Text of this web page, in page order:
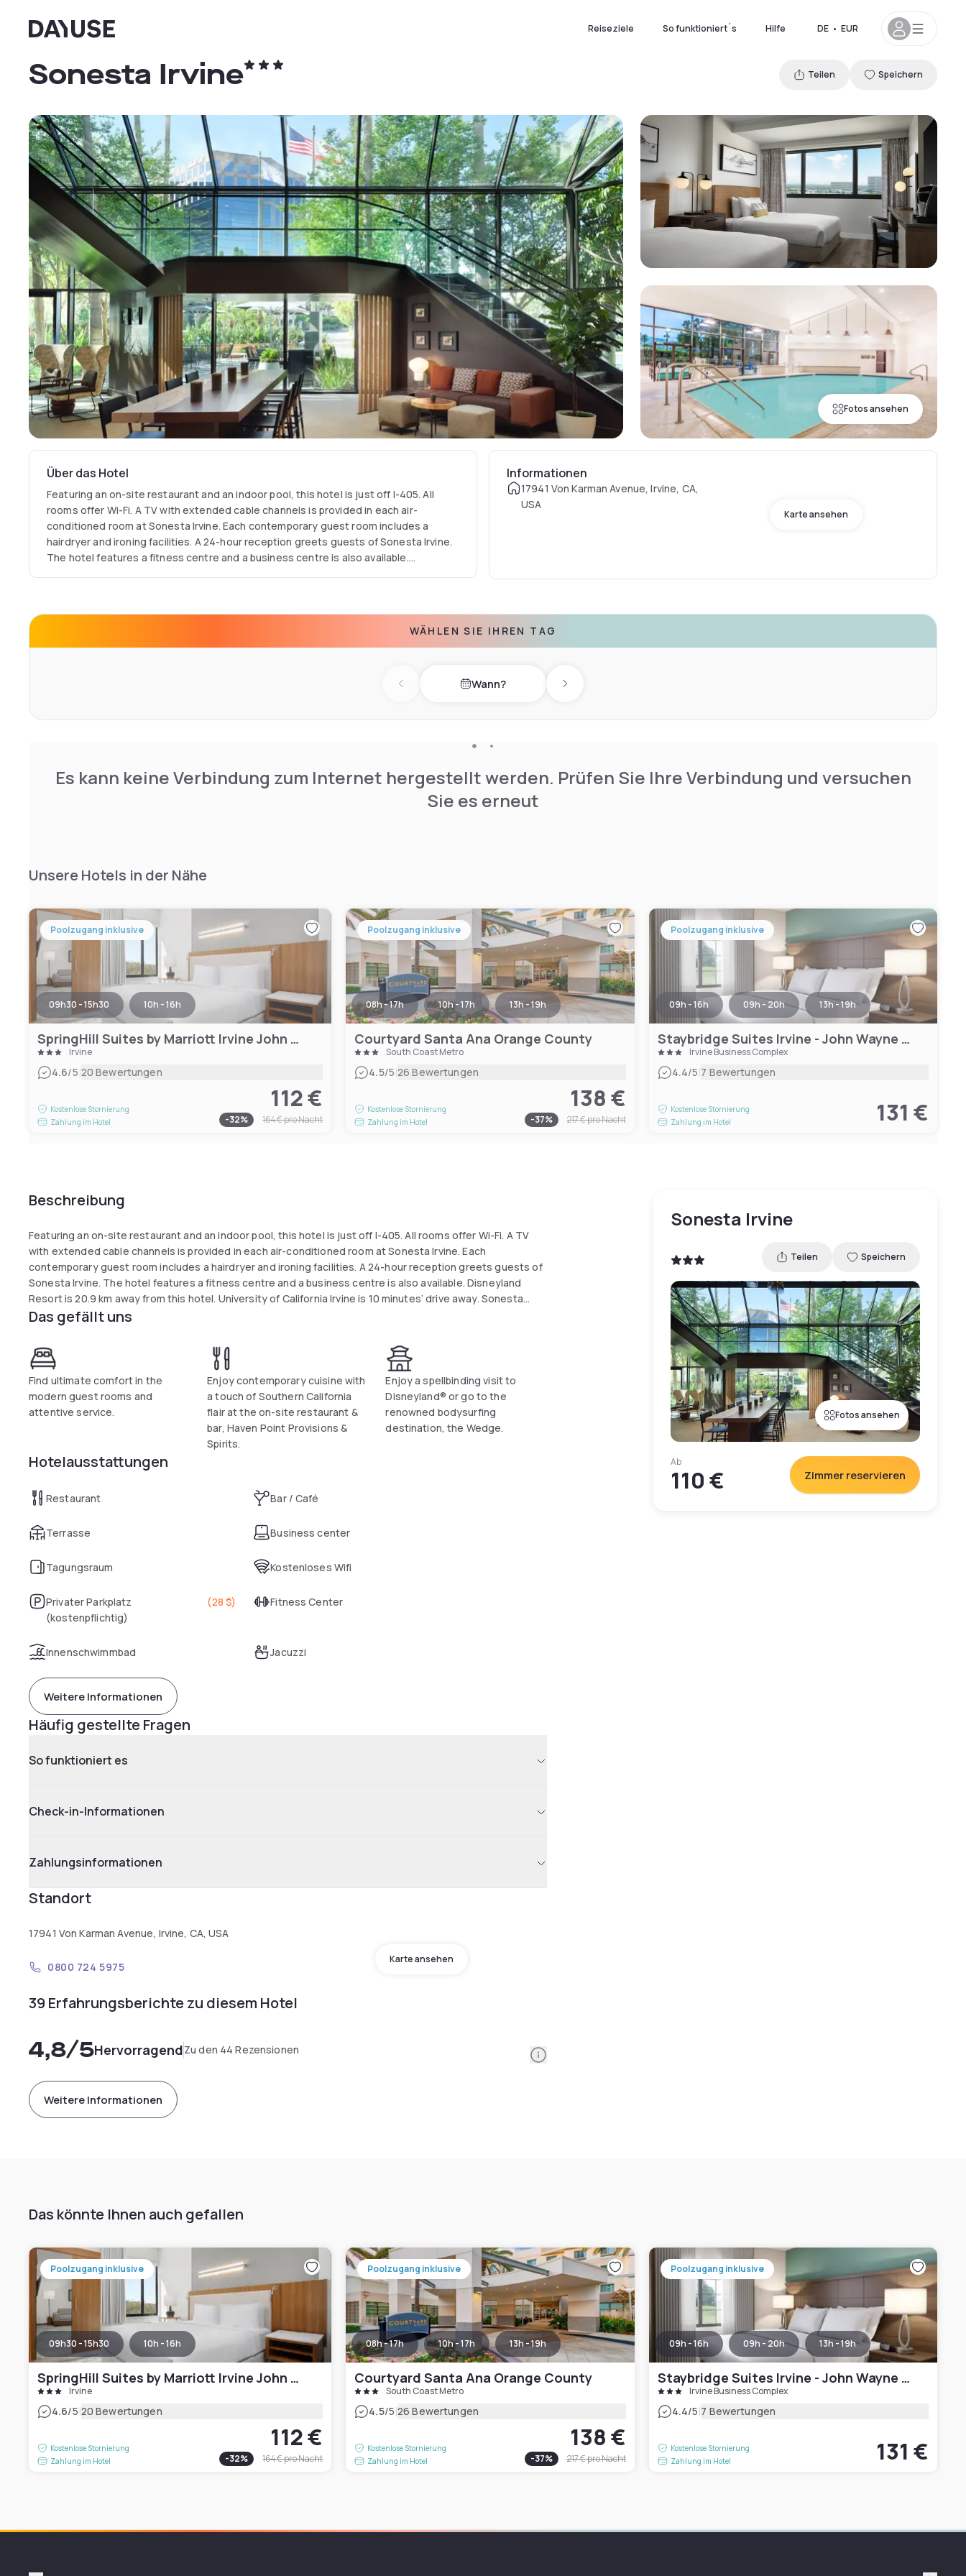
Dayuse Reiseziele So funktioniert´s Hilfe DE • EUR
Fotos ansehen
Sonesta Irvine Teilen Speichern
Über das Hotel
Featuring an on-site restaurant and an indoor pool, this hotel is just off I-405. All
rooms offer Wi-Fi. A TV with extended cable channels is provided in each air-
conditioned room at Sonesta Irvine. Each contemporary guest room includes a
hairdryer and ironing facilities. A 24-hour reception greets guests of Sonesta Irvine.
The hotel features a fitness centre and a business centre is also available.
Informationen
17941 Von Karman Avenue, Irvine, CA,
USA
Karte ansehen
WÄHLEN SIE IHREN TAG
Previous day Wann? Next day
Es kann keine Verbindung zum Internet hergestellt werden. Prüfen Sie Ihre Verbindung und versuchen
Sie es erneut
Unsere Hotels in der Nähe
Poolzugang inklusive
09h30 - 15h30 10h - 16h
SpringHill Suites by Marriott Irvine John Wayne Airport/Orange County
Irvine
4.6/5|20 Bewertungen
Kostenlose Stornierung
Zahlung im Hotel
112 €
-32% 164 €pro Nacht
Poolzugang inklusive
08h - 17h 10h - 17h 13h - 19h
Courtyard Santa Ana Orange County
South Coast Metro
4.5/5|26 Bewertungen
Kostenlose Stornierung
Zahlung im Hotel
138 €
-37% 217 €pro Nacht
Poolzugang inklusive
09h - 16h 09h - 20h 13h - 19h
Staybridge Suites Irvine - John Wayne Airport, an IHG Hotel
Irvine Business Complex
4.4/5|7 Bewertungen
Kostenlose Stornierung
Zahlung im Hotel
131 €
Beschreibung
Featuring an on-site restaurant and an indoor pool, this hotel is just off I-405. All rooms offer Wi-Fi. A TV
with extended cable channels is provided in each air-conditioned room at Sonesta Irvine. Each
contemporary guest room includes a hairdryer and ironing facilities. A 24-hour reception greets guests of
Sonesta Irvine. The hotel features a fitness centre and a business centre is also available. Disneyland
Resort is 20.9 km away from this hotel. University of California Irvine is 10 minutes’ drive away. Sonesta
Irvine provides complimentary SNA Airport shuttle for hotel guests daily from 6am to 10pm.
Das gefällt uns
Find ultimate comfort in the
modern guest rooms and
attentive service.
Enjoy contemporary cuisine with
a touch of Southern California
flair at the on-site restaurant &
bar, Haven Point Provisions &
Spirits.
Enjoy a spellbinding visit to
Disneyland® or go to the
renowned bodysurfing
destination, the Wedge.
Hotelausstattungen
Restaurant Bar / Café
Terrasse Business center
Tagungsraum Kostenloses Wifi
Privater Parkplatz
(kostenpflichtig)
(28 $) Fitness Center
Innenschwimmbad Jacuzzi
Weitere Informationen
Häufig gestellte Fragen
So funktioniert es
Check-in-Informationen
Zahlungsinformationen
Standort
17941 Von Karman Avenue, Irvine, CA, USA
Karte ansehen
0800 724 5975
39 Erfahrungsberichte zu diesem Hotel
4,8/5HervorragendZu den 44 Rezensionen Information
Weitere Informationen
Sonesta Irvine
Teilen Speichern
Fotos ansehen
Ab
110 € Zimmer reservieren
Das könnte Ihnen auch gefallen
Poolzugang inklusive
09h30 - 15h30 10h - 16h
SpringHill Suites by Marriott Irvine John Wayne Airport/Orange County
Irvine
4.6/5|20 Bewertungen
Kostenlose Stornierung
Zahlung im Hotel
112 €
-32% 164 €pro Nacht
Poolzugang inklusive
08h - 17h 10h - 17h 13h - 19h
Courtyard Santa Ana Orange County
South Coast Metro
4.5/5|26 Bewertungen
Kostenlose Stornierung
Zahlung im Hotel
138 €
-37% 217 €pro Nacht
Poolzugang inklusive
09h - 16h 09h - 20h 13h - 19h
Staybridge Suites Irvine - John Wayne Airport, an IHG Hotel
Irvine Business Complex
4.4/5|7 Bewertungen
Kostenlose Stornierung
Zahlung im Hotel
131 €